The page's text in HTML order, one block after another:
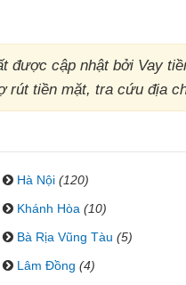
được cập nhật bởi Vay
rút tiền mặt, tra cứu địa
Hà Nội (120)
Khánh Hòa (10)
Bà Rịa Vũng Tàu (5)
Lâm Đồng (4)